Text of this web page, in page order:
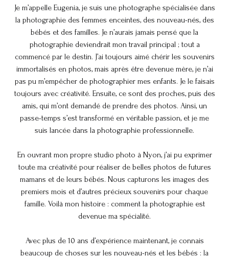
Je m’appelle Eugenia, je suis une photographe spécialisée dans
la photographie des femmes enceintes, des nouveau-nés, des
bébés et des familles. Je n’aurais jamais pensé que la
photographie deviendrait mon travail principal ; tout a
commencé par le destin. J’ai toujours aimé chérir les souvenirs
immortalisés en photos, mais après être devenue mère, je n’ai
pas pu m’empêcher de photographier mes enfants. Je le faisais
toujours avec créativité. Ensuite, ce sont des proches, puis des
amis, qui m’ont demandé de prendre des photos. Ainsi, un
passe-temps s’est transformé en véritable passion, et je me
suis lancée dans la photographie professionnelle.
En ouvrant mon propre studio photo à Nyon, j’ai pu exprimer
toute ma créativité pour réaliser de belles photos de futures
mamans et de leurs bébés. Nous capturons les images des
premiers mois et d’autres précieux souvenirs pour chaque
famille. Voilà mon histoire : comment la photographie est
devenue ma spécialité.
Avec plus de 10 ans d’expérience maintenant, je connais
beaucoup de choses sur les nouveau-nés et les bébés : la